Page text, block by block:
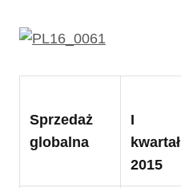
Sprzedaż
globalna
I
kwartał
2015